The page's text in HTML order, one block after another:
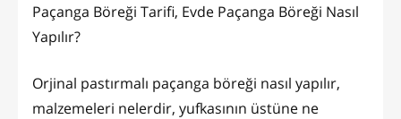
Paçanga Böreği Tarifi, Evde Paçanga Böreği Nasıl
Yapılır?
Orjinal pastırmalı paçanga böreği nasıl yapılır,
malzemeleri nelerdir, yufkasının üstüne ne